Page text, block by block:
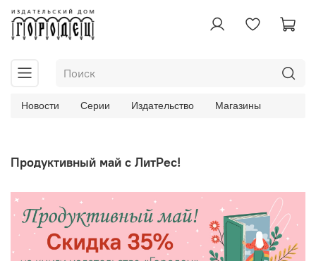
Новости Серии Издательство Магазины
Продуктивный май с ЛитРес!